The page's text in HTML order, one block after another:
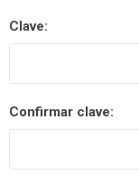
Clave:
Confirmar clave: